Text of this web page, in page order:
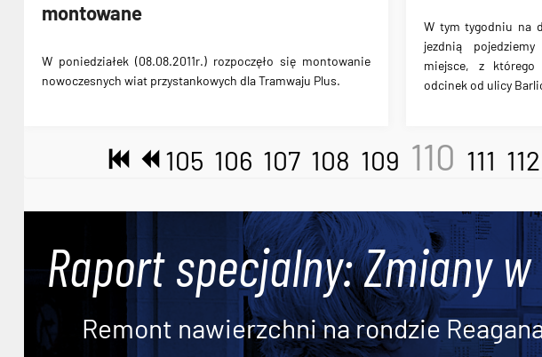
montowane
W poniedziałek (08.08.2011r.) rozpoczęło się montowanie
nowoczesnych wiat przystankowych dla Tramwaju Plus.
W tym tygodniu na
jezdnią
miejsce, z którego
odcinek od ulicy
105 106 107 108 109 110 111 112
Raport specjalny: Zmiany
Remont nawierzchni na rondzie